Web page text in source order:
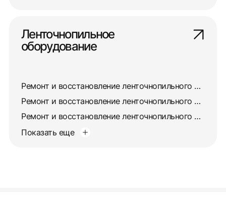
Ленточнопильное
оборудование
Ремонт и восстановление ленточнопильного станка 8725
Ремонт и восстановление ленточнопильного станка 872А
Ремонт и восстановление ленточнопильного станка 872М
Показать еще